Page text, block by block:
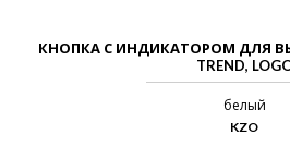
КНОПКА С ИНДИКАТОРОМ ДЛЯ
TREND,
белый
KZO